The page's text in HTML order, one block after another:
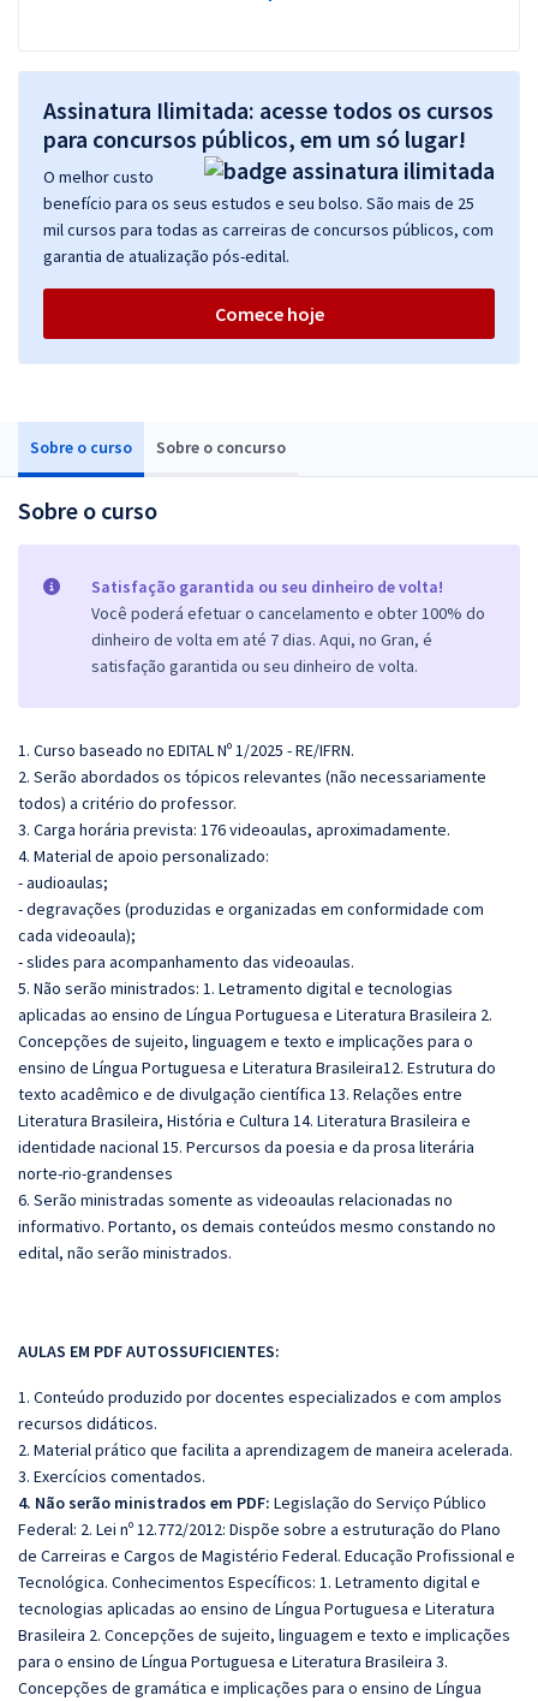
Sobre o curso Sobre o concurso
Sobre o curso
Satisfação garantida ou seu dinheiro de volta!
Você poderá efetuar o cancelamento e obter 100% do
dinheiro de volta em até 7 dias. Aqui, no Gran, é
satisfação garantida ou seu dinheiro de volta.
1. Curso baseado no EDITAL Nº 1/2025 - RE/IFRN.
2. Serão abordados os tópicos relevantes (não necessariamente
todos) a critério do professor.
3. Carga horária prevista: 176 videoaulas, aproximadamente.
4. Material de apoio personalizado:
- audioaulas;
- degravações (produzidas e organizadas em conformidade com
cada videoaula);
- slides para acompanhamento das videoaulas.
5. Não serão ministrados: 1. Letramento digital e tecnologias
aplicadas ao ensino de Língua Portuguesa e Literatura Brasileira 2.
Concepções de sujeito, linguagem e texto e implicações para o
ensino de Língua Portuguesa e Literatura Brasileira12. Estrutura do
texto acadêmico e de divulgação científica 13. Relações entre
Literatura Brasileira, História e Cultura 14. Literatura Brasileira e
identidade nacional 15. Percursos da poesia e da prosa literária
norte-rio-grandenses
6. Serão ministradas somente as videoaulas relacionadas no
informativo. Portanto, os demais conteúdos mesmo constando no
edital, não serão ministrados.
AULAS EM PDF AUTOSSUFICIENTES:
1. Conteúdo produzido por docentes especializados e com amplos
recursos didáticos.
2. Material prático que facilita a aprendizagem de maneira acelerada.
3. Exercícios comentados.
4. Não serão ministrados em PDF: Legislação do Serviço Público
Federal: 2. Lei nº 12.772/2012: Dispõe sobre a estruturação do Plano
de Carreiras e Cargos de Magistério Federal. Educação Profissional e
Tecnológica. Conhecimentos Específicos: 1. Letramento digital e
tecnologias aplicadas ao ensino de Língua Portuguesa e Literatura
Brasileira 2. Concepções de sujeito, linguagem e texto e implicações
para o ensino de Língua Portuguesa e Literatura Brasileira 3.
Concepções de gramática e implicações para o ensino de Língua
Assinatura Ilimitada: acesse todos os cursos
para concursos públicos, em um só lugar!
O melhor custo
benefício para os seus estudos e seu bolso. São mais de 25
mil cursos para todas as carreiras de concursos públicos, com
garantia de atualização pós-edital.
Comece hoje